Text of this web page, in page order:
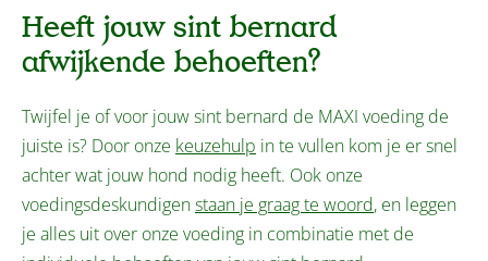
Heeft jouw sint bernard
afwijkende behoeften?
Twijfel je of voor jouw sint bernard de MAXI voeding de
juiste is? Door onze keuzehulp in te vullen kom je er snel
achter wat jouw hond nodig heeft. Ook onze
voedingsdeskundigenstaan je graag te woord, en leggen
je alles uit over onze voeding in combinatie met de